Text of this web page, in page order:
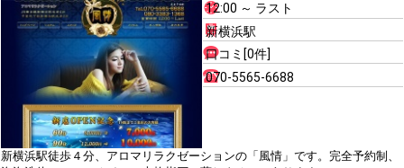
12:00 ～ ラスト
新横浜駅
口コミ[0件]
070-5565-6688
新横浜駅徒歩４分、アロマリラクゼーションの「風情」です。完全予約制、